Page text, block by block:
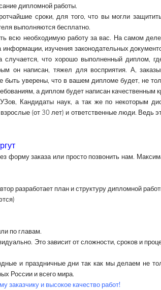
дипломной работы.
сроки, для того, что вы могли
выполняются бесплатно.
всю необходимую работу за вас. На самом
изучения законодательных
случается, что хорошо выполненный диплом,
он написан, тяжел для восприятия. А,
уверены, что в вашем дипломе будет, не
а диплом будет написан качественным
Кандидаты наук, а так же по некоторым
(от 30 лет) и ответственные люди. Ведь
форму заказа или просто позвонить нам.
разработает план и структуру дипломной
по главам.
Это зависит от сложности, сроков и
и праздничные дни так как мы делаем не
России и всего мира.
заказчику и высокое качество работ!